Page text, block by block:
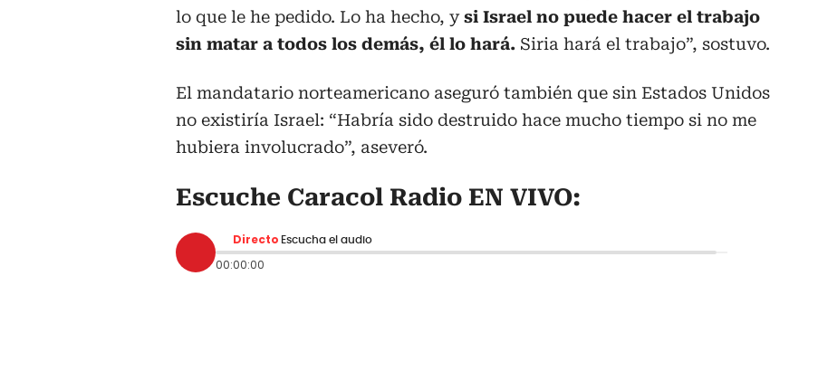
lo que le he pedido. Lo ha hecho, ysi Israel no puede hacer el trabajo
sin matar a todos los demás, él lo hará. Siria hará el trabajo”, sostuvo.
El mandatario norteamericano aseguró también que sin Estados Unidos
no existiría Israel: “Habría sido destruido hace mucho tiempo si no me
hubiera involucrado”, aseveró.
Escuche Caracol Radio EN VIVO:
Directo Escucha el audio
00:00:00